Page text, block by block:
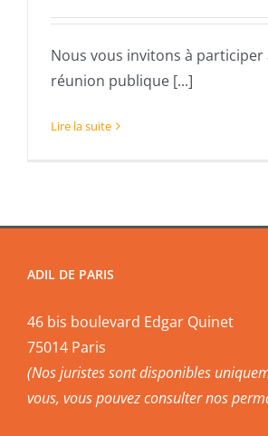
Nous vous invitons à participer
réunion publique [...]
Lire la suite
ADIL DE PARIS
46 bis boulevard Edgar Quinet
75014 Paris
(Nos juristes sont disponibles
vous, vous pouvezconsulter nos